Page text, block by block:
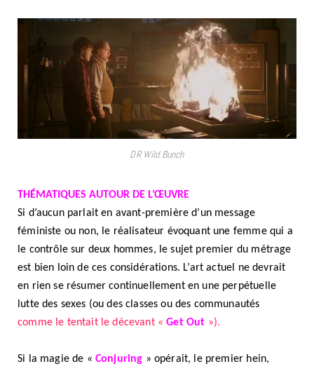
DR Wild Bunch
THÉMATIQUES AUTOUR DE L’ŒUVRE
Si d’aucun parlait en avant-première d’un message
féministe ou non, le réalisateur évoquant une femme qui a
le contrôle sur deux hommes, le sujet premier du métrage
est bien loin de ces considérations. L’art actuel ne devrait
en rien se résumer continuellement en une perpétuelle
lutte des sexes (ou des classes ou des communautés
comme le tentait le décevant «Get Out »).
Si la magie de « Conjuring » opérait, le premier hein,